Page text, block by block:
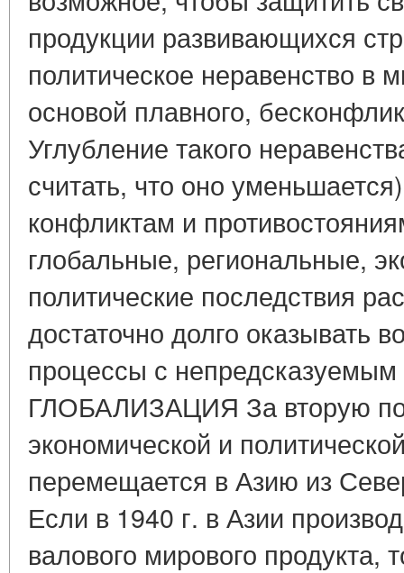
продукции развивающихся
политическое неравенство в
основой плавного,
Углубление такого
считать, что оно
конфликтам и
глобальные, региональные,
политические последствия
достаточно долго оказывать
процессы с
ГЛОБАЛИЗАЦИЯ За вторую
экономической и
перемещается в Азию из
Если в 1940 г. в Азии
валового мирового продукта,